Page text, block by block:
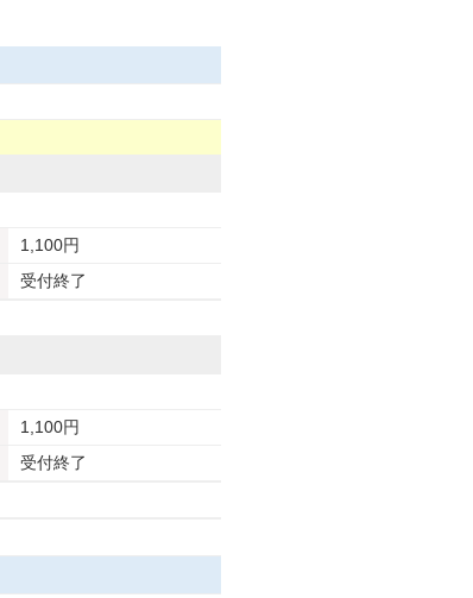
1,100円
受付終了
1,100円
受付終了